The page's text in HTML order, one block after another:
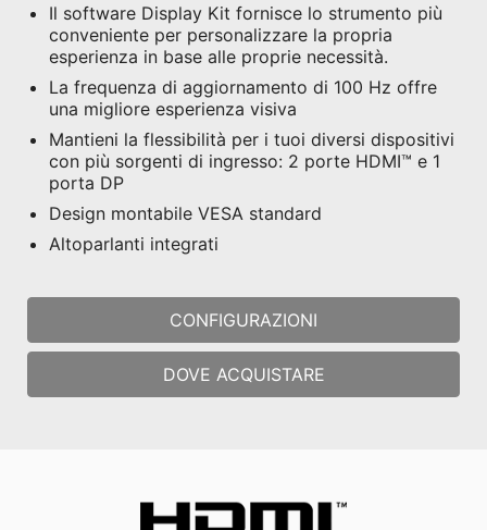
Il software Display Kit fornisce lo strumento più
conveniente per personalizzare la propria
esperienza in base alle proprie necessità.
La frequenza di aggiornamento di 100 Hz offre
una migliore esperienza visiva
Mantieni la flessibilità per i tuoi diversi dispositivi
con più sorgenti di ingresso: 2 porte HDMI™ e 1
porta DP
Design montabile VESA standard
Altoparlanti integrati
CONFIGURAZIONI
DOVE ACQUISTARE